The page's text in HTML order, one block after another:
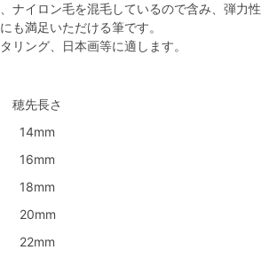
ナイロン毛を混毛しているので含み、弾力性
も満足いただける筆です。
リング、日本画等に適します。
穂先長さ
14mm
16mm
18mm
20mm
22mm